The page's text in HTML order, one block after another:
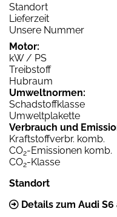
Standort
Lieferzeit
Unsere Nummer
Motor:
kW / PS
Treibstoff
Hubraum
Umweltnormen:
Schadstoffklasse
Umweltplakette
Verbrauch und
Kraftstoffverbr. komb.
CO2-Emissionen komb.
CO2-Klasse
Standort
Details zum Audi